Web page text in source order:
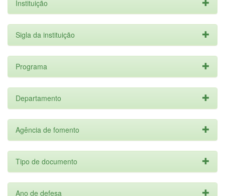
Instituição
Sigla da instituição
Programa
Departamento
Agência de fomento
Tipo de documento
Ano de defesa